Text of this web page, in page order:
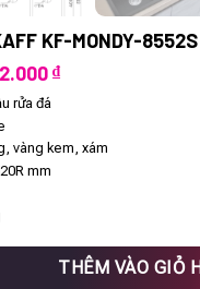
KF-MONDY-8552S
₫.
₫Giá
6.422.000 ₫.
rửa đá
vàng kem, xám
mm
MONDY-8552S số lượng
THÊM VÀO GIỎ